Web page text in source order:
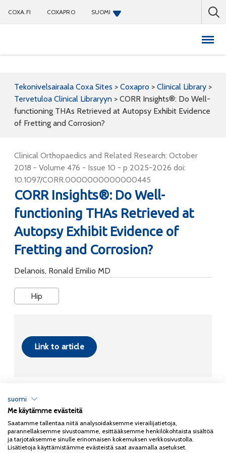
COXA.FI COXAPRO SUOMI
Tekonivelsairaala Coxa Sites > Coxapro > Clinical Library >
Tervetuloa Clinical Libraryyn > CORR Insights®: Do Well-
functioning THAs Retrieved at Autopsy Exhibit Evidence
of Fretting and Corrosion?
Clinical Orthopaedics and Related Research: October
2018 - Volume 476 - Issue 10 - p 2025-2026 doi:
10.1097/CORR.0000000000000445
CORR Insights®: Do Well-
functioning THAs Retrieved at
Autopsy Exhibit Evidence of
Fretting and Corrosion?
Delanois, Ronald Emilio MD
Hip
Link to article
Copyright 2026Coxa
Tietosuojaseloste
suomi
Me käytämme evästeitä
Saatamme tallentaa niitä analysoidaksemme vierailijatietoja,
parannellaksemme sivustoamme, esittääksemme henkilökohtaista sisältöä
ja tarjotaksemme sinulle erinomaisen kokemuksen verkkosivustolla.
Lisätietoja käyttämistämme evästeistä saat avaamalla asetukset.